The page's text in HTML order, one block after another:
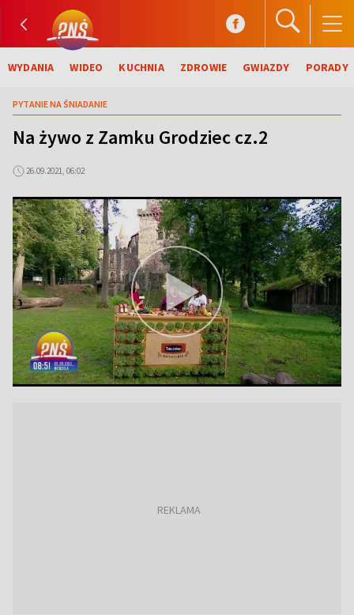
WYDANIA WIDEO KUCHNIA ZDROWIE GWIAZDY PORADY
PYTANIE NA ŚNIADANIE
Na żywo z Zamku Grodziec cz.2
26.09.2021, 06:02